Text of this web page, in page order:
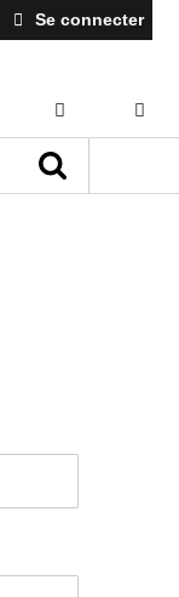
Se connecter
AIDE